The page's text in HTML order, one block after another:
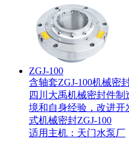
ZGJ-100
含轴套ZGJ-100机械密
四川大禹机械密封件
境和自身经验，改进开
式机械密封ZGJ-100
适用主机： 天门水泵厂